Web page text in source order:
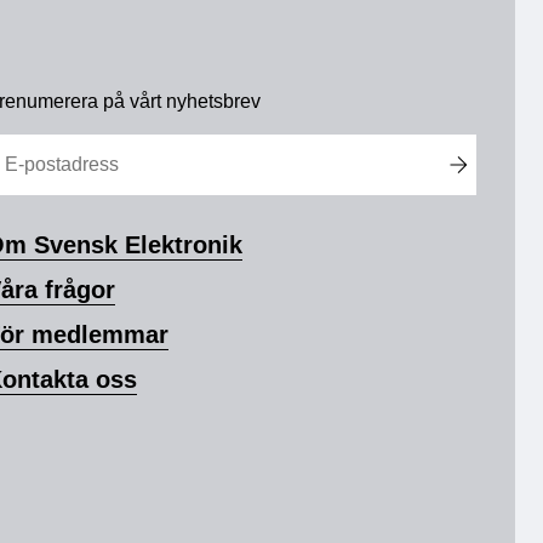
på vårt nyhetsbrev
Svensk Elektronik
frågor
medlemmar
oss